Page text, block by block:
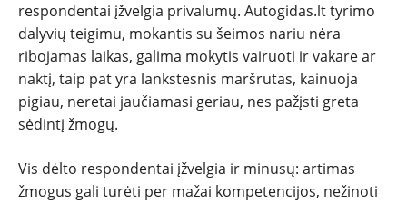
respondentai įžvelgia privalumų. Autogidas.lt tyrimo
dalyvių teigimu, mokantis su šeimos nariu nėra
ribojamas laikas, galima mokytis vairuoti ir vakare ar
naktį, taip pat yra lankstesnis maršrutas, kainuoja
pigiau, neretai jaučiamasi geriau, nes pažįsti greta
sėdintį žmogų.
Vis dėlto respondentai įžvelgia ir minusų: artimas
žmogus gali turėti per mažai kompetencijos, nežinoti